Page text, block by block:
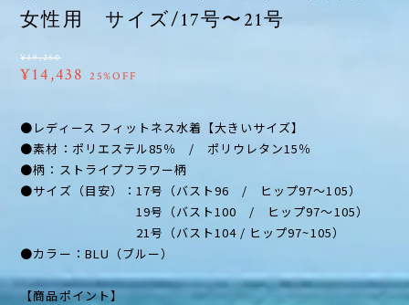
女性用 サイズ/17号〜21号
¥19,250
¥14,438 25%OFF
●レディース フィットネス水着【大きいサイズ】
●素材：ポリエステル85％ / ポリウレタン15％
●柄：ストライプフラワー柄
●サイズ（目安）：17号（バスト96 / ヒップ97〜105）
19号（バスト100 / ヒップ97〜105）
21号（バスト104 / ヒップ97~105）
●カラー：BLU（ブルー）
【商品ポイント】